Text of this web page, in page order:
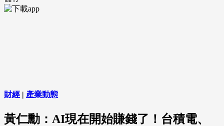
財經 | 產業動態
黃仁勳：AI現在開始賺錢了！台積電、